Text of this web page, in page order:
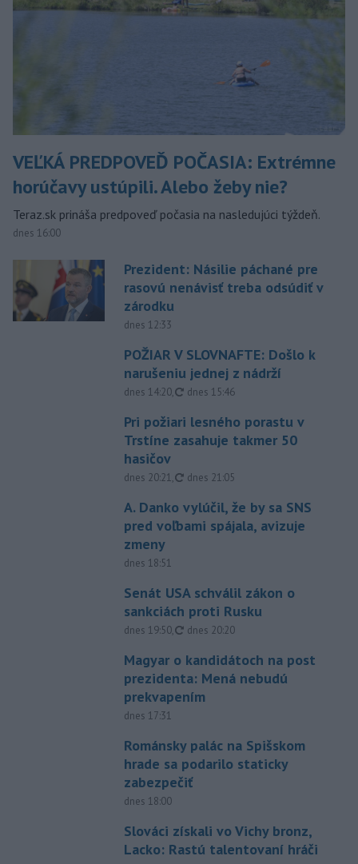
VEĽKÁ PREDPOVEĎ POČASIA: Extrémne
horúčavy ustúpili. Alebo žeby nie?
Teraz.sk prináša predpoveď počasia na nasledujúci týždeň.
dnes 16:00
Prezident: Násilie páchané pre
rasovú nenávisť treba odsúdiť v
zárodku
dnes 12:33
POŽIAR V SLOVNAFTE: Došlo k
narušeniu jednej z nádrží
dnes 14:20, aktualizované
dnes 15:46
Pri požiari lesného porastu v
Trstíne zasahuje takmer 50
hasičov
dnes 20:21, aktualizované
dnes 21:05
A. Danko vylúčil, že by sa SNS
pred voľbami spájala, avizuje
zmeny
dnes 18:51
Senát USA schválil zákon o
sankciách proti Rusku
dnes 19:50, aktualizované
dnes 20:20
Magyar o kandidátoch na post
prezidenta: Mená nebudú
prekvapením
dnes 17:31
Románsky palác na Spišskom
hrade sa podarilo staticky
zabezpečiť
dnes 18:00
Slováci získali vo Vichy bronz,
Lacko: Rastú talentovaní hráči